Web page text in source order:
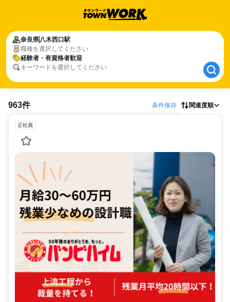
奈良県八木西口駅
職種を選択してください
経験者・有資格者歓迎
キーワードを選択してください
奈良県八木西口駅
経験者・有資格者歓迎
963件 条件保存 関連度順
正社員